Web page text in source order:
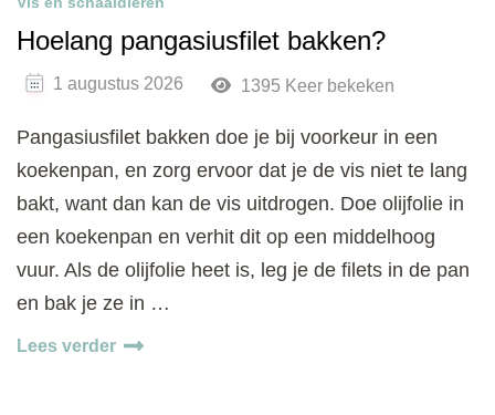
Hoelang pangasiusfilet bakken?
1 augustus 2026 1395 Keer bekeken
Pangasiusfilet bakken doe je bij voorkeur in een
koekenpan, en zorg ervoor dat je de vis niet te lang
bakt, want dan kan de vis uitdrogen. Doe olijfolie in
een koekenpan en verhit dit op een middelhoog
vuur. Als de olijfolie heet is, leg je de filets in de pan
en bak je ze in …
Lees verder